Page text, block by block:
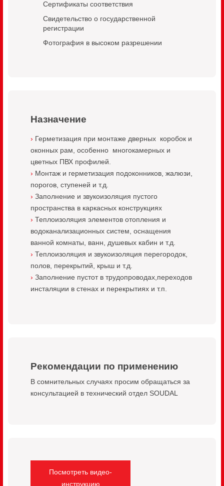
Сертификаты соответствия
Свидетельство о государственной
регистрации
Фотография в высоком разрешении
Назначение
Герметизация при монтаже дверных коробок и
оконных рам, особенно многокамерных и
цветных ПВХ профилей.
Монтаж и герметизация подоконников, жалюзи,
порогов, ступеней и т.д.
Заполнение и звукоизоляция пустого
пространства в каркасных конструкциях
Теплоизоляция элементов отопления и
водоканализационных систем, оснащения
ванной комнаты, ванн, душевых кабин и т.д.
Теплоизоляция и звукоизоляция перегородок,
полов, перекрытий, крыш и т.д.
Заполнение пустот в трудопроводах,переходов
инсталяции в стенах и перекрытиях и т.п.
Рекомендации по применению
В сомнительных случаях просим обращаться за
консультацией в технический отдел SOUDAL
Посмотреть видео-
инструкцию